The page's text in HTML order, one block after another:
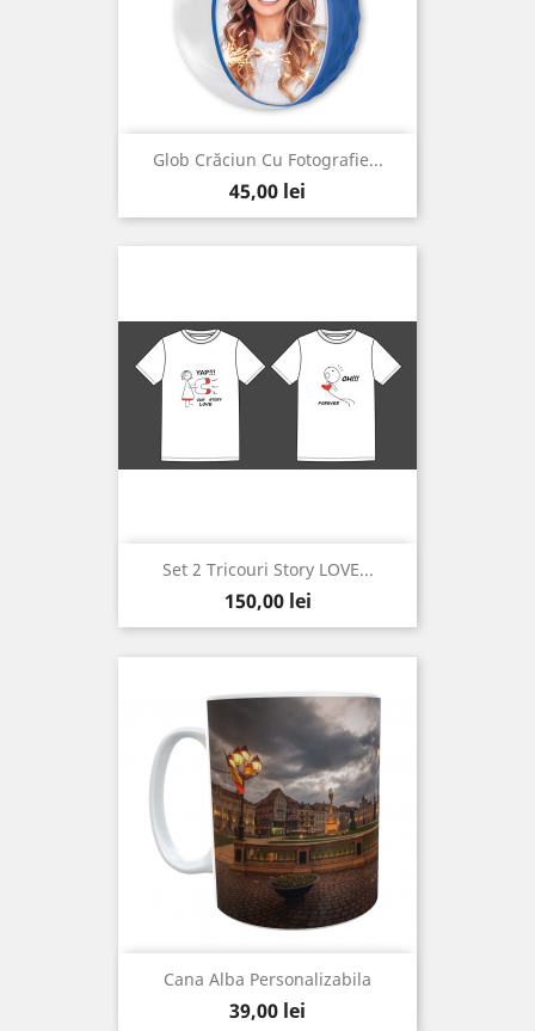
Glob Crăciun Cu Fotografie...
Pret
45,00 lei
Set 2 Tricouri Story LOVE...
Pret
150,00 lei
Cana Alba Personalizabila
Pret
39,00 lei